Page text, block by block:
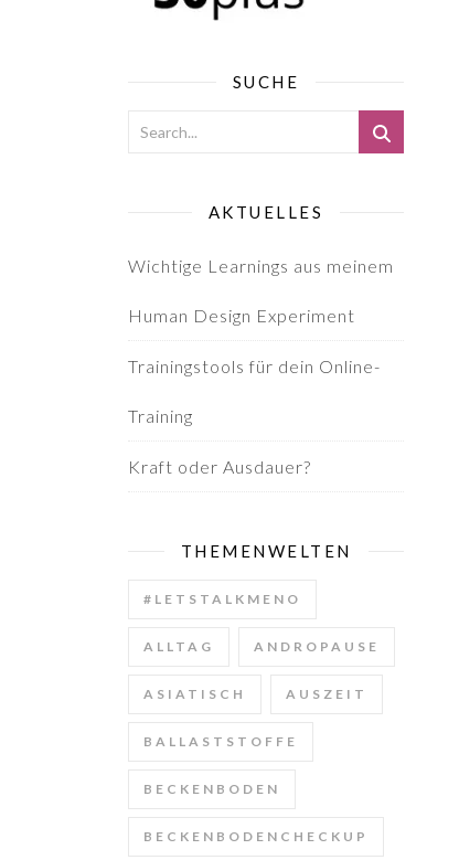
SUCHE
AKTUELLES
Wichtige Learnings aus meinem
Human Design Experiment
Trainingstools für dein Online-
Training
Kraft oder Ausdauer?
THEMENWELTEN
#LETSTALKMENO
ALLTAG ANDROPAUSE
ASIATISCH AUSZEIT
BALLASTSTOFFE
BECKENBODEN
BECKENBODENCHECKUP